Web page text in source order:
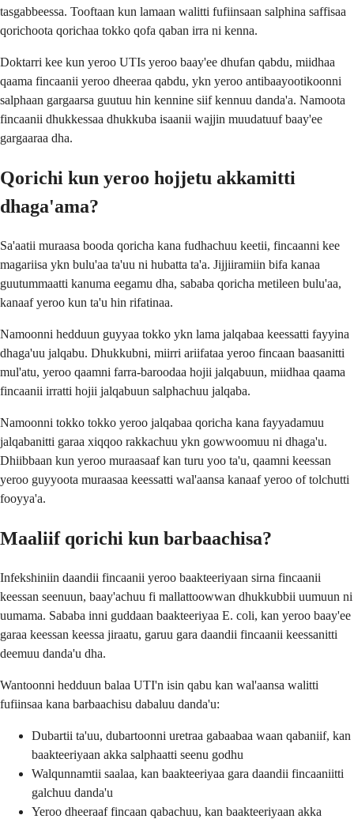
tasgabbeessa. Tooftaan kun lamaan walitti fufiinsaan salphina saffisaa
qorichoota qorichaa tokko qofa qaban irra ni kenna.
Doktarri kee kun yeroo UTIs yeroo baay'ee dhufan qabdu, miidhaa
qaama fincaanii yeroo dheeraa qabdu, ykn yeroo antibaayootikoonni
salphaan gargaarsa guutuu hin kennine siif kennuu danda'a. Namoota
fincaanii dhukkessaa dhukkuba isaanii wajjin muudatuuf baay'ee
gargaaraa dha.
Qorichi kun yeroo hojjetu akkamitti
dhaga'ama?
Sa'aatii muraasa booda qoricha kana fudhachuu keetii, fincaanni kee
magariisa ykn bulu'aa ta'uu ni hubatta ta'a. Jijjiiramiin bifa kanaa
guutummaatti kanuma eegamu dha, sababa qoricha metileen bulu'aa,
kanaaf yeroo kun ta'u hin rifatinaa.
Namoonni hedduun guyyaa tokko ykn lama jalqabaa keessatti fayyina
dhaga'uu jalqabu. Dhukkubni, miirri ariifataa yeroo fincaan baasanitti
mul'atu, yeroo qaamni farra-baroodaa hojii jalqabuun, miidhaa qaama
fincaanii irratti hojii jalqabuun salphachuu jalqaba.
Namoonni tokko tokko yeroo jalqabaa qoricha kana fayyadamuu
jalqabanitti garaa xiqqoo rakkachuu ykn gowwoomuu ni dhaga'u.
Dhiibbaan kun yeroo muraasaaf kan turu yoo ta'u, qaamni keessan
yeroo guyyoota muraasaa keessatti wal'aansa kanaaf yeroo of tolchutti
fooyya'a.
Maaliif qorichi kun barbaachisa?
Infekshiniin daandii fincaanii yeroo baakteeriyaan sirna fincaanii
keessan seenuun, baay'achuu fi mallattoowwan dhukkubbii uumuun ni
uumama. Sababa inni guddaan baakteeriyaa E. coli, kan yeroo baay'ee
garaa keessan keessa jiraatu, garuu gara daandii fincaanii keessanitti
deemuu danda'u dha.
Wantoonni hedduun balaa UTI'n isin qabu kan wal'aansa walitti
fufiinsaa kana barbaachisu dabaluu danda'u:
Dubartii ta'uu, dubartoonni uretraa gabaabaa waan qabaniif, kan
baakteeriyaan akka salphaatti seenu godhu
Walqunnamtii saalaa, kan baakteeriyaa gara daandii fincaaniitti
galchuu danda'u
Yeroo dheeraaf fincaan qabachuu, kan baakteeriyaan akka